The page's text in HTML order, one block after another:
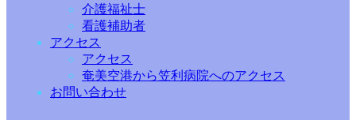
介護福祉士
看護補助者
アクセス
アクセス
奄美空港から笠利病院へのアクセス
お問い合わせ